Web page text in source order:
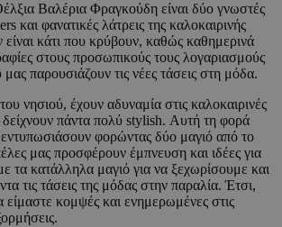
Βαλέρια Φραγκούδη είναι δύο γνωστές
και φανατικές λάτρεις της καλοκαιρινής
κάτι που κρύβουν, καθώς καθημερινά
στους προσωπικούς τους λογαριασμούς
παρουσιάζουν τις νέες τάσεις στη μόδα.
νησιού, έχουν αδυναμία στις καλοκαιρινές
δείχνουν πάντα πολύ stylish. Αυτή τη φορά
φορώντας δύο μαγιό από το
μας προσφέρουν έμπνευση και ιδέες για
τα κατάλληλα μαγιό για να ξεχωρίσουμε και
τις τάσεις της μόδας στην παραλία. Έτσι,
είμαστε κομψές και ενημερωμένες στις